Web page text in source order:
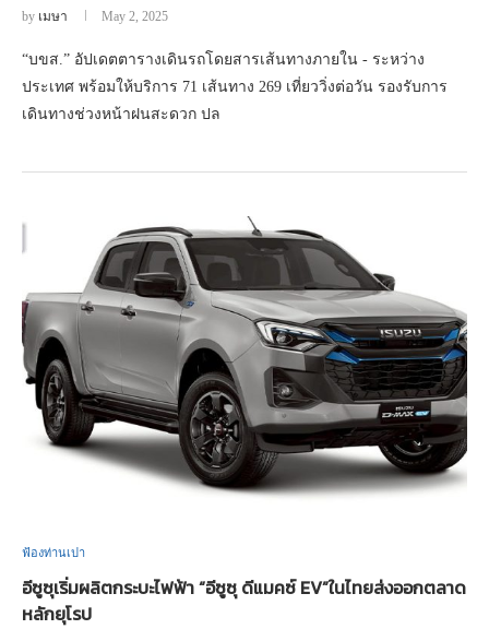
by เมษา May 2, 2025
“บขส.” อัปเดตตารางเดินรถโดยสารเส้นทางภายใน - ระหว่าง
ประเทศ พร้อมให้บริการ 71 เส้นทาง 269 เที่ยววิ่งต่อวัน รองรับการ
เดินทางช่วงหน้าฝนสะดวก ปล
ฟ้องท่านเปา
อีซูซุเริ่มผลิตกระบะไฟฟ้า “อีซูซุ ดีแมคซ์ EV”ในไทยส่งออกตลาด
หลักยุโรป